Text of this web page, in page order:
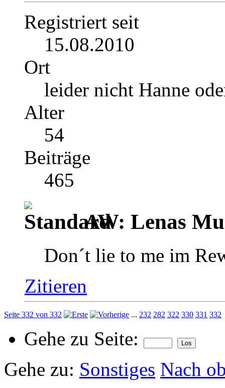
Registriert seit
15.08.2010
Ort
leider nicht Hanne
Alter
54
Beiträge
465
AW: Lenas
Don´t lie to me im
Zitieren
Seite 332 von 332 ... 232 282 322 330 331 332
Gehe zu Seite:
Gehe zu: Sonstiges Nach